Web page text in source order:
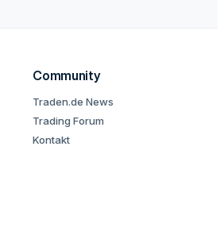
Community
Traden.de News
Trading Forum
Kontakt